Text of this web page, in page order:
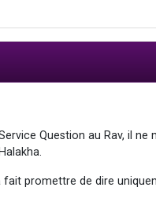
Question au Rav, il ne
fait promettre de dire